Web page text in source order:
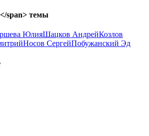
span> темы
ЮлияШацков АндрейКозлов
Носов СергейПобужанский Эд